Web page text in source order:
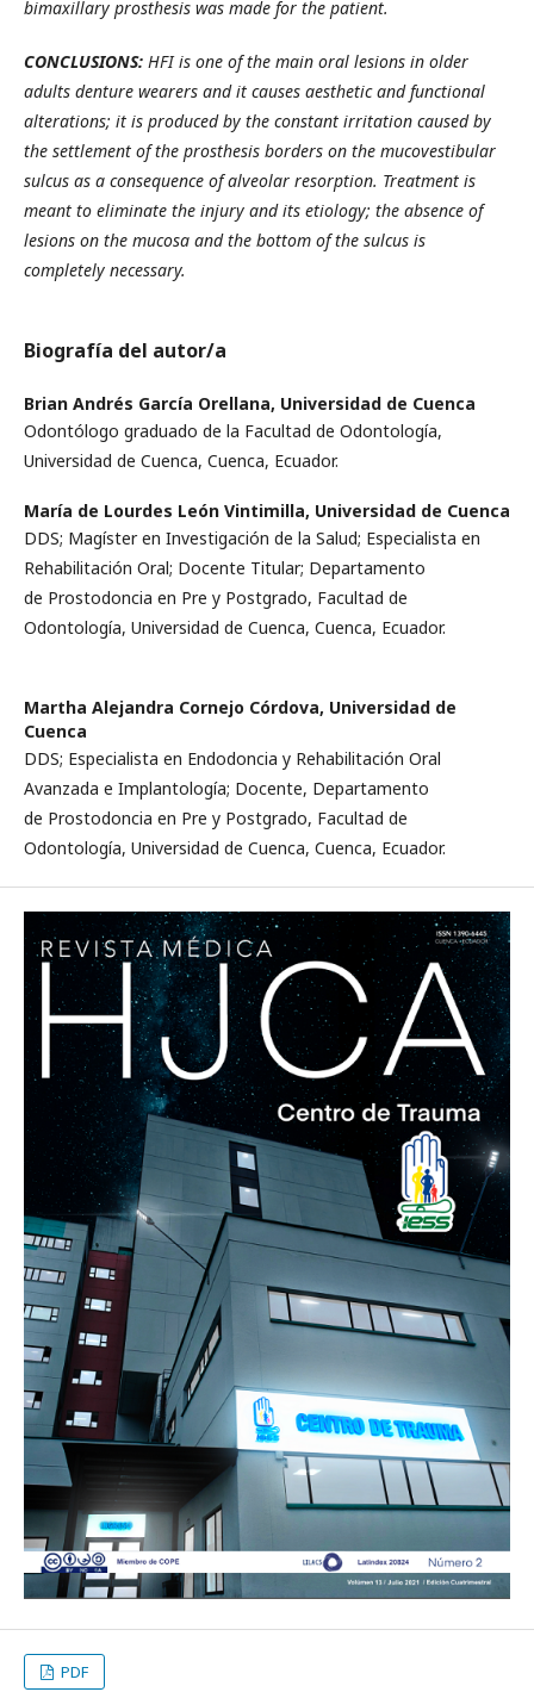
bimaxillary prosthesis was made for the patient.
CONCLUSIONS: HFI is one of the main oral lesions in older
adults denture wearers and it causes aesthetic and functional
alterations; it is produced by the constant irritation caused by
the settlement of the prosthesis borders on the mucovestibular
sulcus as a consequence of alveolar resorption. Treatment is
meant to eliminate the injury and its etiology; the absence of
lesions on the mucosa and the bottom of the sulcus is
completely necessary.
Biografía del autor/a
Brian Andrés García Orellana, Universidad de Cuenca
Odontólogo graduado de la Facultad de Odontología,
Universidad de Cuenca, Cuenca, Ecuador.
María de Lourdes León Vintimilla, Universidad de Cuenca
DDS; Magíster en Investigación de la Salud; Especialista en
Rehabilitación Oral; Docente Titular; Departamento
de Prostodoncia en Pre y Postgrado, Facultad de
Odontología, Universidad de Cuenca, Cuenca, Ecuador.
Martha Alejandra Cornejo Córdova, Universidad de
Cuenca
DDS; Especialista en Endodoncia y Rehabilitación Oral
Avanzada e Implantología; Docente, Departamento
de Prostodoncia en Pre y Postgrado, Facultad de
Odontología, Universidad de Cuenca, Cuenca, Ecuador.
PDF